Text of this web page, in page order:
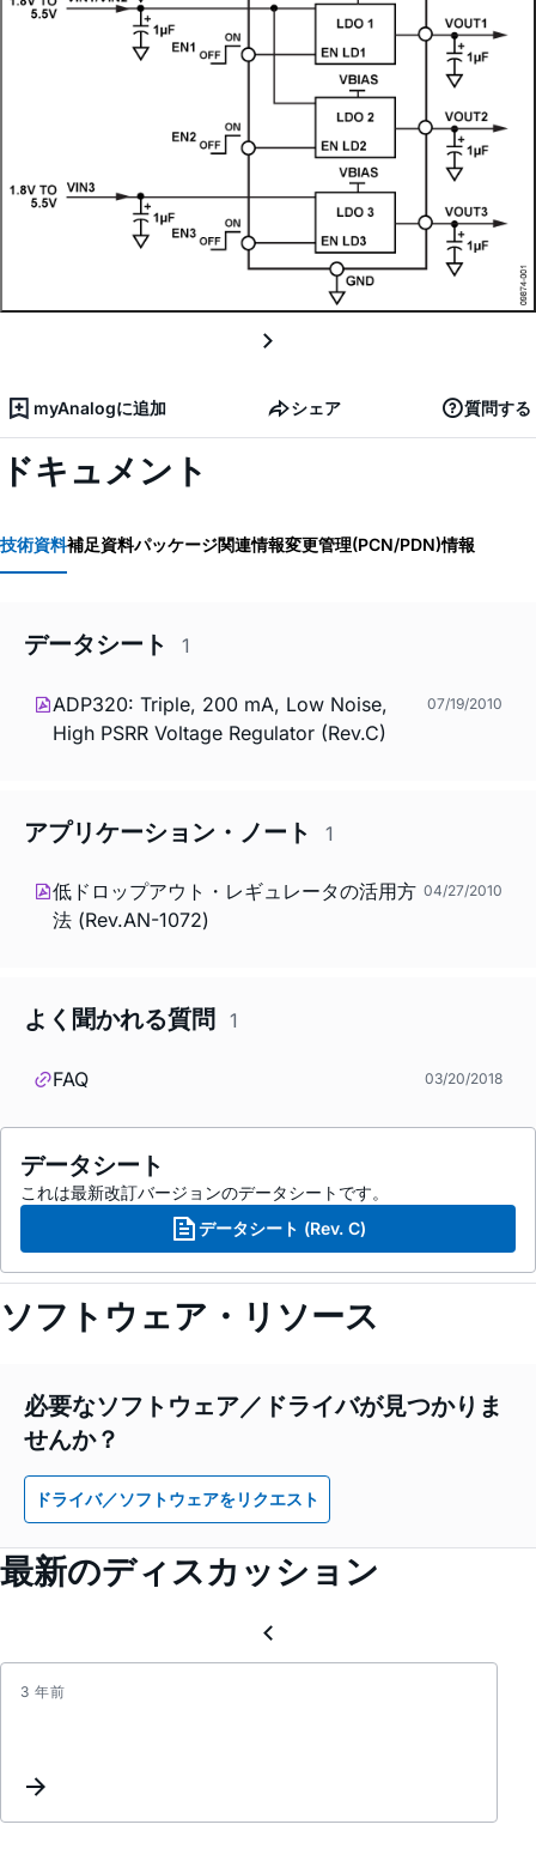
myAnalogに追加 シェア 質問する
ドキュメント
技術資料補足資料パッケージ関連情報変更管理(PCN/PDN)情報
データシート 1
ADP320: Triple, 200 mA, Low Noise,
High PSRR Voltage Regulator (Rev.C)
07/19/2010
アプリケーション・ノート 1
低ドロップアウト・レギュレータの活用方
法 (Rev.AN-1072)
04/27/2010
よく聞かれる質問 1
FAQ 03/20/2018
データシート
これは最新改訂バージョンのデータシートです。
データシート (Rev. C)
ソフトウェア・リソース
必要なソフトウェア／ドライバが見つかりま
せんか？
ドライバ／ソフトウェアをリクエスト
最新のディスカッション
3 年前